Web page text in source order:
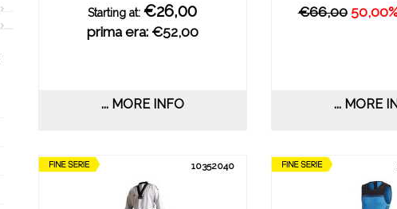
Starting at:€26,00
prima era: €52,00
... MORE INFO
€66,00
... MORE
10352040